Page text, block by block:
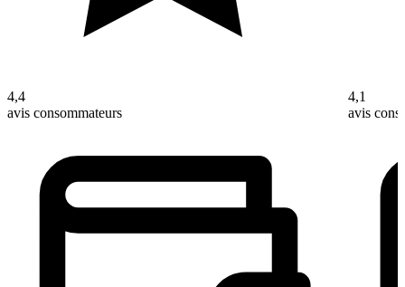
4,4
avis consommateurs
4,1
avis